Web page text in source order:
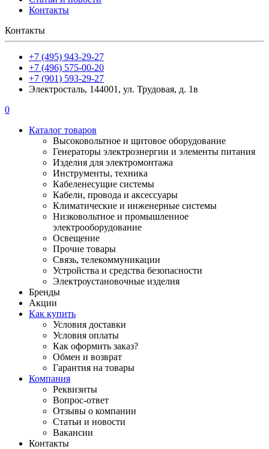
Контакты
Контакты
+7 (495) 943-29-27
+7 (496) 575-00-20
+7 (901) 593-29-27
Электросталь, 144001, ул. Трудовая, д. 1в
0
Каталог товаров
Высоковольтное и щитовое оборудование
Генераторы электроэнергии и элементы питания
Изделия для электромонтажа
Инструменты, техника
Кабеленесущие системы
Кабели, провода и аксессуары
Климатические и инженерные системы
Низковольтное и промышленное
электрооборудование
Освещение
Прочие товары
Связь, телекоммуникации
Устройства и средства безопасности
Электроустановочные изделия
Бренды
Акции
Как купить
Условия доставки
Условия оплаты
Как оформить заказ?
Обмен и возврат
Гарантия на товары
Компания
Реквизиты
Вопрос-ответ
Отзывы о компании
Статьи и новости
Вакансии
Контакты